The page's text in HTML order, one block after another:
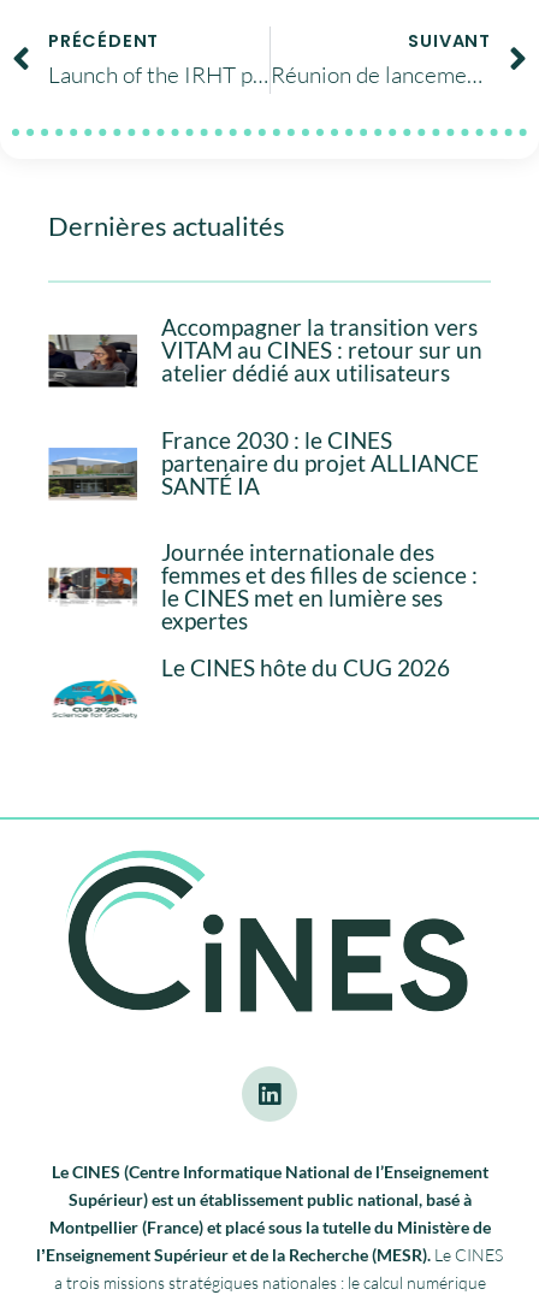
PRÉCÉDENT
Launch of the IRHT project on the CINES archiving platform
SUIVANT
Réunion de lancement du projet européen FAIRsFAIR à Amsterdam
Dernières actualités
Accompagner la transition vers
VITAM au CINES : retour sur un
atelier dédié aux utilisateurs
France 2030 : le CINES
partenaire du projet ALLIANCE
SANTÉ IA
Journée internationale des
femmes et des filles de science :
le CINES met en lumière ses
expertes
Le CINES hôte du CUG 2026
Le CINES (Centre Informatique National de l’Enseignement
Supérieur) est un établissement public national, basé à
Montpellier (France) et placé sous la tutelle du Ministère de
lʼEnseignement Supérieur et de la Recherche (MESR). Le CINES
a trois missions stratégiques nationales : le calcul numérique